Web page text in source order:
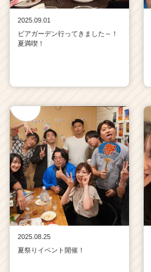
2025.09.01
ビアガーデン行ってきました～！
夏満喫！
2025.08.25
夏祭りイベント開催！